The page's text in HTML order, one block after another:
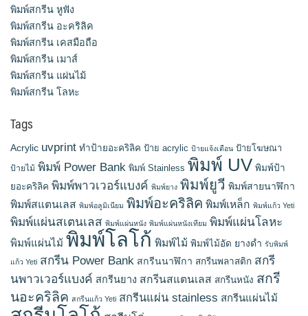
พิมพ์สกรีน หูฟัง
พิมพ์สกรีน อะคริลิค
พิมพ์สกรีน เคสมือถือ
พิมพ์สกรีน เมาส์
พิมพ์สกรีน แผ่นไม้
พิมพ์สกรีน โลหะ
Tags
Acrylic uvprint ทำป้ายอะคริลิค ป้าย acrylic ป้ายแจ้งเตือน ป้ายโฆษณา
ป้ายไม้ พิมพ์ Power Bank พิมพ์ Stainless พิมพ์ UV พิมพ์ป้า
ยอะคริลิค พิมพ์พาวเวอร์แบงค์ พิมพ์ยาง พิมพ์ยูวี พิมพ์สายนาฬิกา
พิมพ์สแตนเลส พิมพ์อลูมิเนียม พิมพ์อะคริลิค พิมพ์เหล็ก พิมพ์แก้ว Yeti
พิมพ์แผ่นสเตนเลส พิมพ์แผ่นหนัง พิมพ์แผ่นหนังเทียม พิมพ์แผ่นโลหะ
พิมพ์แผ่นไม้ พิมพ์โลโก้ พิมพ์ไม้ พิมพ์ไม้อัด ยางดำ รับพิมพ์
แก้ว Yeti สกรีน Power Bank สกรีนนาฬิกา สกรีนพลาสติก สกรี
นพาวเวอร์แบงค์ สกรีนยาง สกรีนสแตนเลส สกรีนหนัง สกรี
นอะคริลิค สกรีนแก้ว Yeti สกรีนแผ่น stainless สกรีนแผ่นไม้